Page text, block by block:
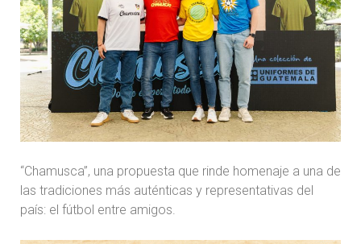
“Chamusca”, una propuesta que rinde homenaje a una de
las tradiciones más auténticas y representativas del
país: el fútbol entre amigos.